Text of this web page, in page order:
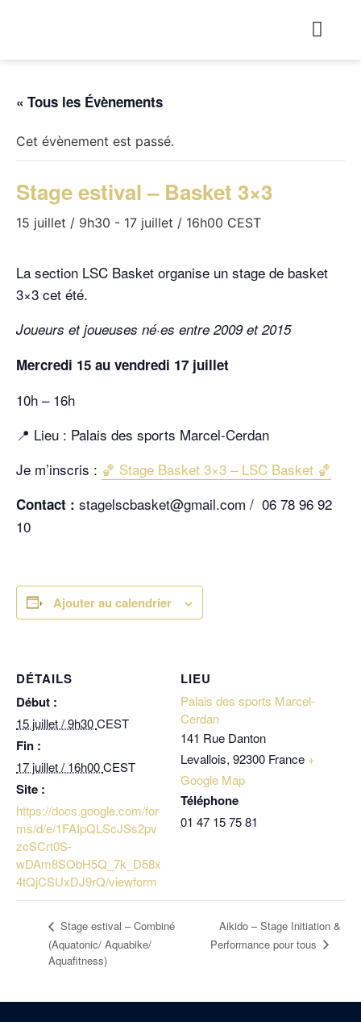
« Tous les Évènements
Cet évènement est passé.
Stage estival – Basket 3×3
15 juillet / 9h30 - 17 juillet / 16h00 CEST
La section LSC Basket organise un stage de basket
3×3 cet été.
Joueurs et joueuses né·es entre 2009 et 2015
Mercredi 15 au vendredi 17 juillet
10h – 16h
📍 Lieu : Palais des sports Marcel-Cerdan
Je m’inscris : 🏀 Stage Basket 3×3 – LSC Basket 🏀
Contact : stagelscbasket@gmail.com / 06 78 96 92
10
Ajouter au calendrier
DÉTAILS
Début :
15 juillet / 9h30CEST
Fin :
17 juillet / 16h00CEST
Site :
https://docs.google.com/for
ms/d/e/1FAIpQLScJSs2pv
zcSCrt0S-
wDAm8SObH5Q_7k_D58x
4tQjCSUxDJ9rQ/viewform
LIEU
Palais des sports Marcel-
Cerdan
141 Rue Danton
Levallois, 92300 France +
Google Map
Téléphone
01 47 15 75 81
Stage estival – Combiné
(Aquatonic/ Aquabike/
Aquafitness)
Aikido – Stage Initiation &
Performance pour tous